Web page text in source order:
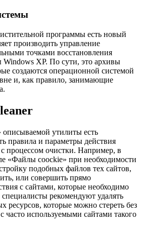
программы есть новый
производить управление
точками восстановления
XP. По сути, это архивы
создаются операционной системой
и, как правило, занимающие
описываемой утилиты есть
правила и параметры действия
процессом очистки. Например, в
«Файлы coockie» при необходимости
подобных файлов тех сайтов,
или совершить прямо
с сайтами, которые необходимо
рекомендуют удалять
ресурсов, которые можно стереть без
часто используемыми сайтами такого